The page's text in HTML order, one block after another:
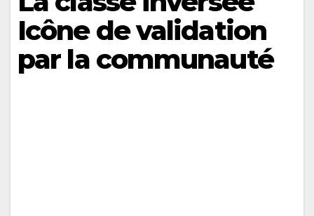
Icône de validation
par la communauté